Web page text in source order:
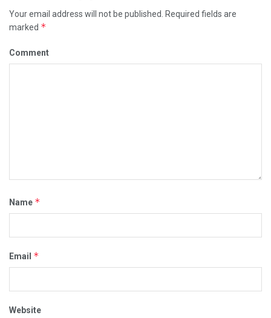
Your email address will not be published. Required fields are
marked *
Comment
Name *
Email *
Website